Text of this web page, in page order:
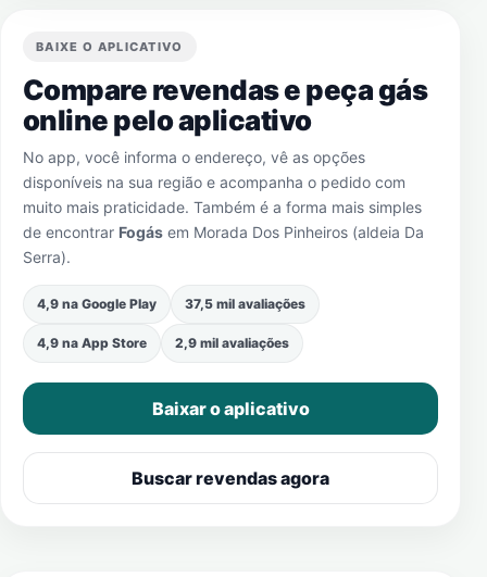
BAIXE O APLICATIVO
Compare revendas e peça gás
online pelo aplicativo
No app, você informa o endereço, vê as opções
disponíveis na sua região e acompanha o pedido com
muito mais praticidade. Também é a forma mais simples
de encontrar Fogás em Morada Dos Pinheiros (aldeia Da
Serra).
4,9 na Google Play 37,5 mil avaliações
4,9 na App Store 2,9 mil avaliações
Baixar o aplicativo
Buscar revendas agora